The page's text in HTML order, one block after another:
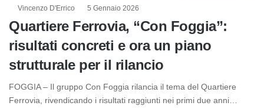
Vincenzo D'Errico 5 Gennaio 2026
Quartiere Ferrovia, “Con Foggia”:
risultati concreti e ora un piano
strutturale per il rilancio
FOGGIA – Il gruppo Con Foggia rilancia il tema del Quartiere
Ferrovia, rivendicando i risultati raggiunti nei primi due anni…